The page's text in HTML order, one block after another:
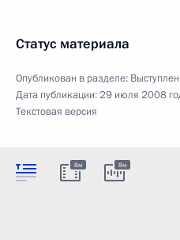
Статус материала
Опубликован в разделе:
Дата публикации:29 июля 2008
Текстовая версия
8м 8м